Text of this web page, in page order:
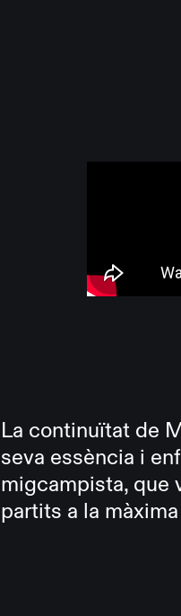
La continuïtat de
seva essència i
migcampista, que
partits a la